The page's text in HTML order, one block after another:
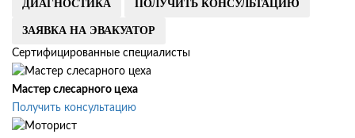
ДИАГНОСТИКА ПОЛУЧИТЬ КОНСУЛЬТАЦИЮ
ЗАЯВКА НА ЭВАКУАТОР
Сертифицированные специалисты
Мастер слесарного цеха
Получить консультацию